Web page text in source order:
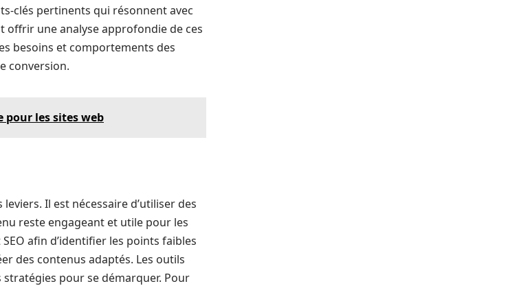
clés pertinents qui résonnent avec
offrir une analyse approfondie de ces
besoins et comportements des
conversion.
pour les sites web
Il est nécessaire d’utiliser des
reste engageant et utile pour les
afin d’identifier les points faibles
des contenus adaptés. Les outils
stratégies pour se démarquer. Pour